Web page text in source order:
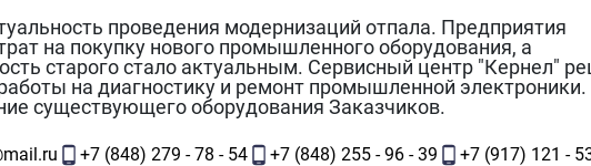
проведения модернизаций отпала. Предприятия
на покупку нового промышленного оборудования, а
старого стало актуальным. Сервисный центр "Кернел"
на диагностику и ремонт промышленной
существующего оборудования Заказчиков.
+7 (848) 279 - 78 - 54 +7 (848) 255 - 96 - 39 +7 (917) 121 -